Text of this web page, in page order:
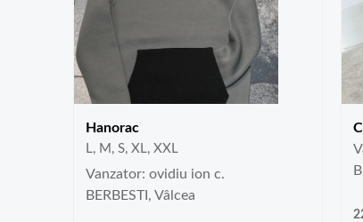
Hanorac
L, M, S, XL, XXL
Vanzator: ovidiu ion c.
BERBESTI, Vâlcea